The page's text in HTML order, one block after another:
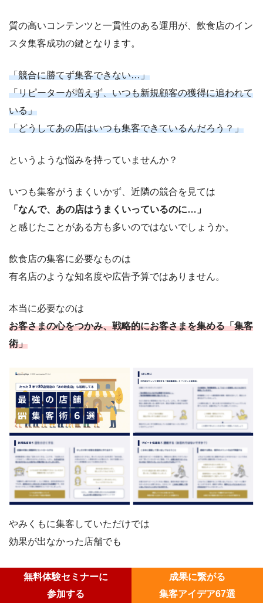
質の高いコンテンツと一貫性のある運用が、飲食店のイン
スタ集客成功の鍵となります。
「競合に勝てず集客できない…」
「リピーターが増えず、いつも新規顧客の獲得に追われて
いる」
「どうしてあの店はいつも集客できているんだろう？」
というような悩みを持っていませんか？
いつも集客がうまくいかず、近隣の競合を見ては
「なんで、あの店はうまくいっているのに…」
と感じたことがある方も多いのではないでしょうか。
飲食店の集客に必要なものは
有名店のような知名度や広告予算ではありません。
本当に必要なのは
お客さまの心をつかみ、戦略的にお客さまを集める「集客
術」
やみくもに集客していただけでは
効果が出なかった店舗でも
マーケティングの視点を取り入れた
「戦略」として集客することで
無料体験セミナーに
参加する
成果に繋がる
集客アイデア67選